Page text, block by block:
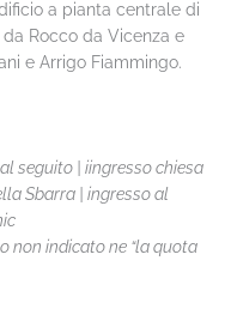
a pianta centrale di
Rocco da Vicenza e
e Arrigo Fiammingo.
seguito | iingresso chiesa
Sbarra | ingresso al
non indicato ne “la quota